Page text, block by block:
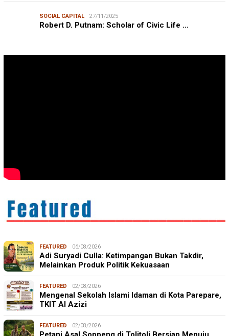
SOCIAL CAPITAL 27/11/2025
Robert D. Putnam: Scholar of Civic Life …
FEATURED 06/08/2026
Adi Suryadi Culla: Ketimpangan Bukan Takdir,
Melainkan Produk Politik Kekuasaan
FEATURED 02/08/2026
Mengenal Sekolah Islami Idaman di Kota Parepare,
TKIT Al Azizi
FEATURED 02/08/2026